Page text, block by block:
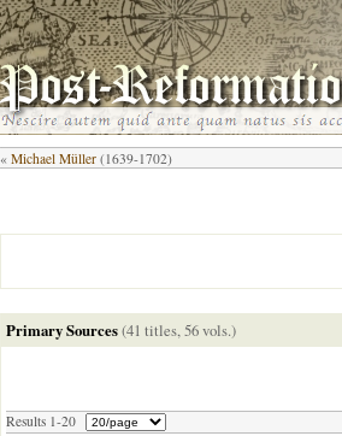
« Michael Müller (1639-1702)
Primary Sources(41 titles, 56 vols.)
Results 1-20